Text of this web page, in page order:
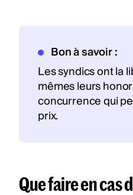
Bon à savoir :
Les syndics ont la
mêmes leurs
concurrence qui
prix.
Que faire en cas